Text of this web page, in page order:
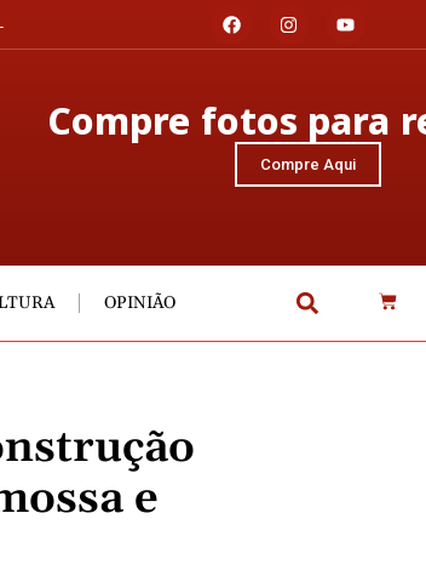
Compre fotos para
Compre Aqui
OPINIÃO
e